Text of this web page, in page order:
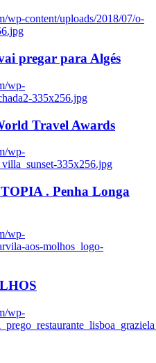
wp-content/uploads/2018/07/o-
pregar para Algés
wp-
335x256.jpg
Travel Awards
wp-
335x256.jpg
. Penha Longa
wp-
aos-molhos_logo-
wp-